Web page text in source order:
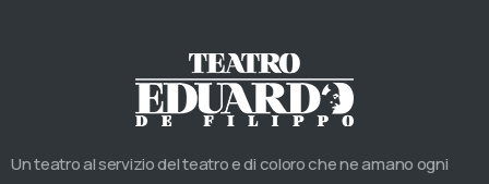
Un teatro al servizio del teatro e di coloro che ne amano ogni